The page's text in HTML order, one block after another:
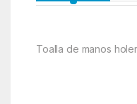
Toalla de manos